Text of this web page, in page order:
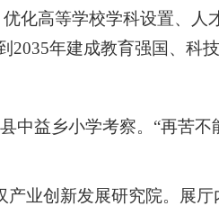
化高等学校学科设置、
年建成教育强国、科技
中益乡小学考察。“再苦
业创新发展研究院。展